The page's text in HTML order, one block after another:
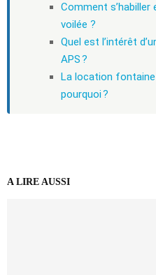
Comment
voilée ?
Quel est l’intérêt
APS ?
La location
pourquoi ?
A LIRE AUSSI